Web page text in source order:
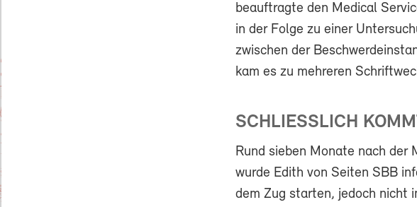
beauftragte den Medical
in der Folge zu einer
zwischen der
kam es zu mehreren
SCHLIESSLICH
Rund sieben Monate nach
wurde Edith von Seiten SBB
dem Zug starten, jedoch nicht